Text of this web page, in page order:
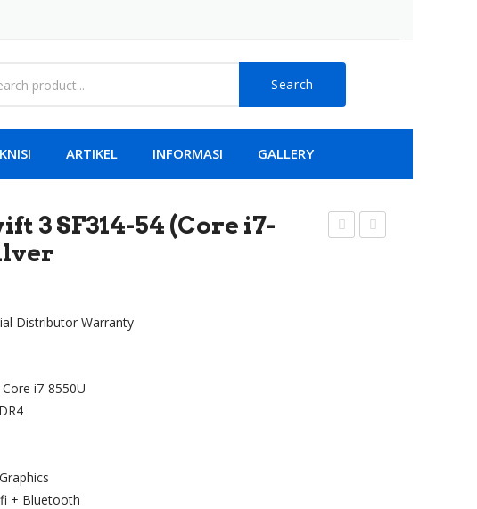
Search
ARTIKEL INFORMASI GALLERY
3 SF314-54 (Core i7-
Distributor Warranty
i7-8550U
+ Bluetooth